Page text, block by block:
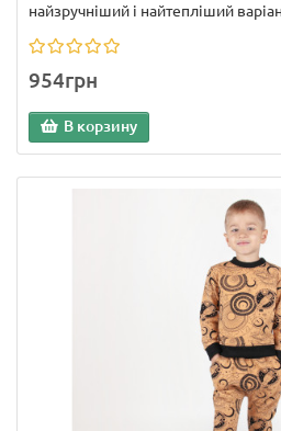
найзручніший і найтепліший
954грн
В корзину